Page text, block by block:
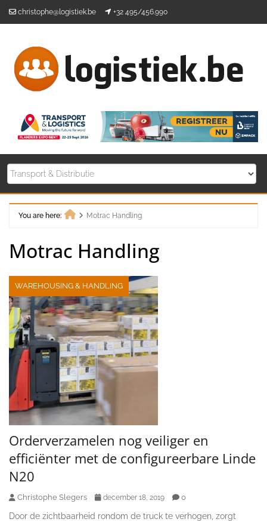
christophe@logistiek.be +32 495/456.990
You are here:
Motrac Handling
Motrac Handling
WAREHOUSING & HANDLING
Orderverzamelen nog veiliger en
efficiënter met de configureerbare Linde
N20
Christophe Slegers december 18, 2019 0
Door de zichtbaarheid rondom de truck te verhogen, zorgt